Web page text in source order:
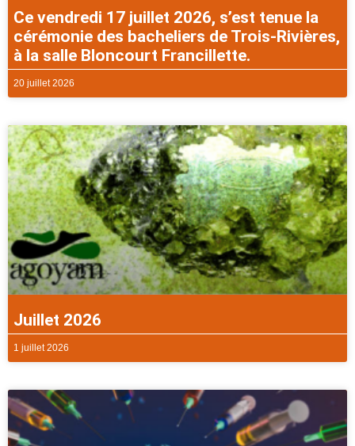
Ce vendredi 17 juillet 2026, s’est tenue la
cérémonie des bacheliers de Trois-Rivières,
à la salle Bloncourt Francillette.
20 juillet 2026
Juillet 2026
1 juillet 2026